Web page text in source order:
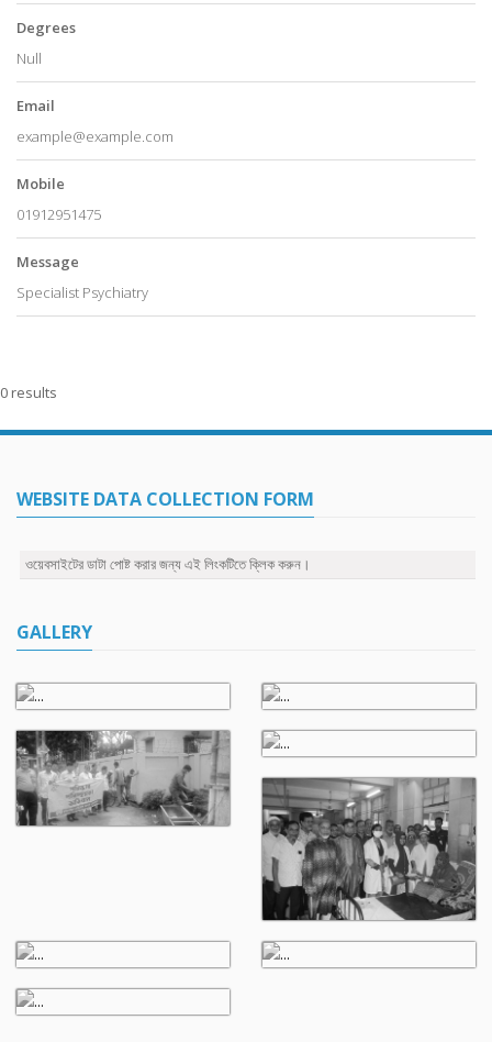
Degrees
Null
Email
example@example.com
Mobile
01912951475
Message
Specialist Psychiatry
0 results
WEBSITE DATA COLLECTION FORM
ওয়েবসাইটের ডাটা পোষ্ট করার জন্য এই লিংকটিতে ক্লিক করুন।
GALLERY